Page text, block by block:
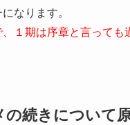
になります。
１期は序章と言っても
の続きについて